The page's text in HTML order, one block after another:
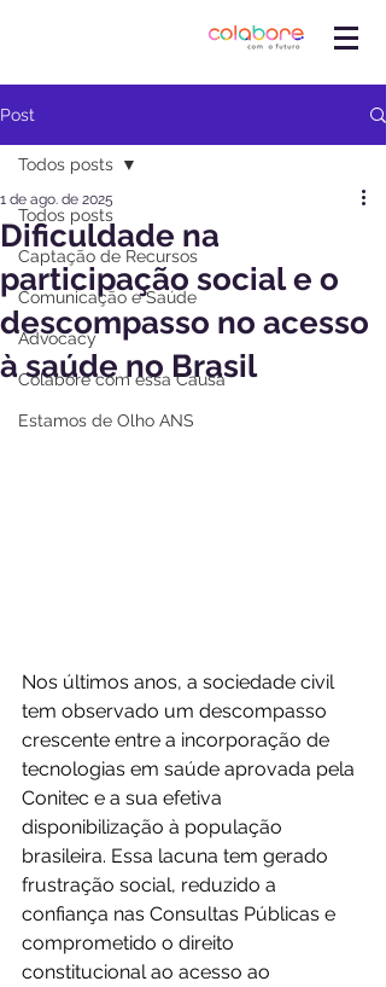
Post
Todos posts
Captação de Recursos
Comunicação e Saúde
Advocacy
Colabore com essa Causa
Estamos de Olho ANS
Todos posts
Dificuldade na
participação social e o
descompasso no acesso
à saúde no Brasil
1 de ago. de 2025
Nos últimos anos, a sociedade civil
tem observado um descompasso
crescente entre a incorporação de
tecnologias em saúde aprovada pela
Conitec e a sua efetiva
disponibilização à população
brasileira. Essa lacuna tem gerado
frustração social, reduzido a
confiança nas Consultas Públicas e
comprometido o direito
constitucional ao acesso ao